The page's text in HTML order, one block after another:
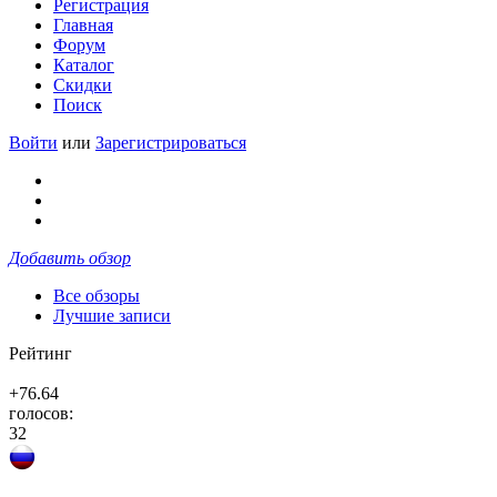
Регистрация
Главная
Форум
Каталог
Скидки
Поиск
Войти или Зарегистрироваться
Добавить обзор
Все обзоры
Лучшие записи
Рейтинг
+76.64
голосов:
32